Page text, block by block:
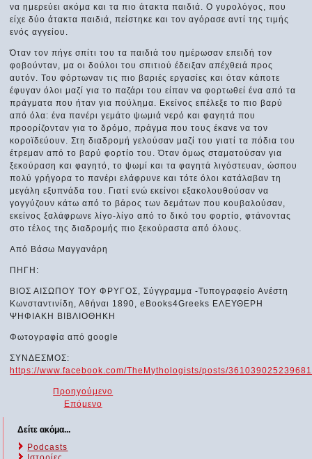
να ημερεύει ακόμα και τα πιο άτακτα παιδιά. Ο γυρολόγος, που
είχε δύο άτακτα παιδιά, πείστηκε και τον αγόρασε αντί της τιμής
ενός αγγείου.
Όταν τον πήγε σπίτι του τα παιδιά του ημέρωσαν επειδή τον
φοβούνταν, μα οι δούλοι του σπιτιού έδειξαν απέχθειά προς
αυτόν. Του φόρτωναν τις πιο βαριές εργασίες και όταν κάποτε
έφυγαν όλοι μαζί για το παζάρι του είπαν να φορτωθεί ένα από τα
πράγματα που ήταν για πούλημα. Εκείνος επέλεξε το πιο βαρύ
από όλα: ένα πανέρι γεμάτο ψωμιά νερό και φαγητά που
προορίζονταν για το δρόμο, πράγμα που τους έκανε να τον
κοροϊδεύουν. Στη διαδρομή γελούσαν μαζί του γιατί τα πόδια του
έτρεμαν από το βαρύ φορτίο του. Όταν όμως σταματούσαν για
ξεκούραση και φαγητό, το ψωμί και τα φαγητά λιγόστευαν, ώσπου
πολύ γρήγορα το πανέρι ελάφρυνε και τότε όλοι κατάλαβαν τη
μεγάλη εξυπνάδα του. Γιατί ενώ εκείνοι εξακολουθούσαν να
γογγύζουν κάτω από το βάρος των δεμάτων που κουβαλούσαν,
εκείνος ξαλάφρωνε λίγο-λίγο από το δικό του φορτίο, φτάνοντας
στο τέλος της διαδρομής πιο ξεκούραστα από όλους.
Από Βάσω Μαγγανάρη
ΠΗΓΗ:
ΒΙΟΣ ΑΙΣΩΠΟΥ ΤΟΥ ΦΡΥΓΟΣ, Σύγγραμμα -Τυπογραφείο Ανέστη
Κωνσταντινίδη, Αθήναι 1890, eBooks4Greeks ΕΛΕΥΘΕΡΗ
ΨΗΦΙΑΚΗ ΒΙΒΛΙΟΘΗΚΗ
Φωτογραφία από google
ΣΥΝΔΕΣΜΟΣ:
https://www.facebook.com/TheMythologists/posts/
Προηγούμενο
Επόμενο
Δείτε ακόμα...
Podcasts